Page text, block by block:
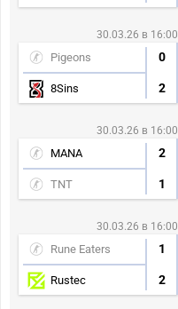
30.03.26 в 16:00
Pigeons 0
8Sins 2
30.03.26 в 16:00
MANA 2
TNT 1
30.03.26 в 16:00
Rune Eaters 1
Rustec 2